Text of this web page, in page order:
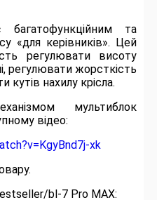
та
«для керівників». Цей
регулювати висоту
регулювати жорсткість
кутів нахилу крісла.
мультиблок
відео:
xk
bl-7 Pro MAX: